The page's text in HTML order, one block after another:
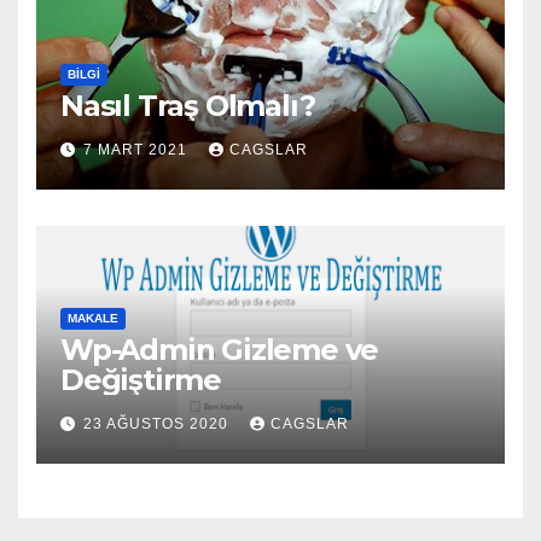
BILGI
Nasıl Traş Olmalı?
7 MART 2021 CAGSLAR
MAKALE
Wp-Admin Gizleme ve
Değiştirme
23 AĞUSTOS 2020 CAGSLAR